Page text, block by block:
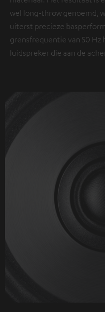
wel long-throw genoemd,
uiterst precieze
grensfrequentie van 50
luidspreker die aan de